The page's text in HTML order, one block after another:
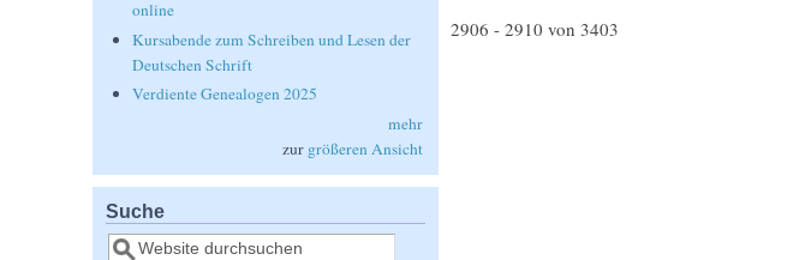
2906 - 2910 von 3403
online
Kursabende zum Schreiben und Lesen der
Deutschen Schrift
Verdiente Genealogen 2025
mehr
zur größeren Ansicht
Suche
Suche